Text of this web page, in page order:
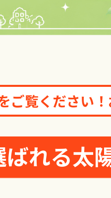
ハ
長
蓄
ご覧ください
れる太